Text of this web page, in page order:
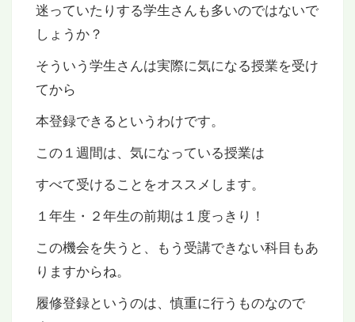
迷っていたりする学生さんも多いのではないで
しょうか？
そういう学生さんは実際に気になる授業を受け
てから
本登録できるというわけです。
この１週間は、気になっている授業は
すべて受けることをオススメします。
１年生・２年生の前期は１度っきり！
この機会を失うと、もう受講できない科目もあ
りますからね。
履修登録というのは、慎重に行うものなので